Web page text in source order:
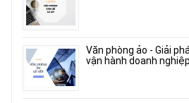
Văn phòng ảo - Giải
vận hành doanh nghiệp